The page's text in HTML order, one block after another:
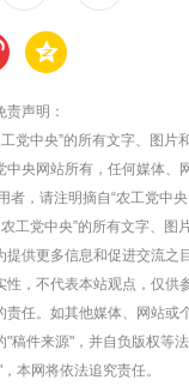
声明：
党中央”的所有文字、图片
中央网站所有，任何媒体、
，请注明摘自“农工党中央
工党中央”的所有文字、图
提供更多信息和促进交流之
性，不代表本站观点，仅供
责任。如其他媒体、网站或
"稿件来源"，并自负版权等
本网将依法追究责任。